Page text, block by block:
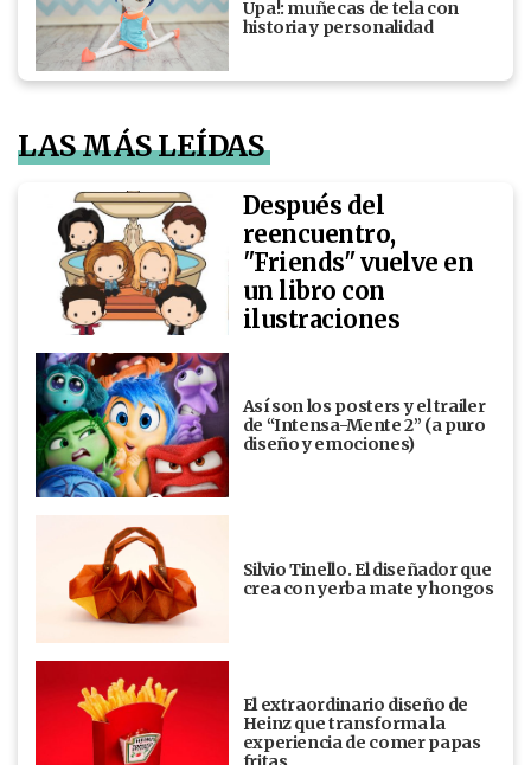
Upa!: muñecas de tela con
historia y personalidad
LAS MÁS LEÍDAS
Después del
reencuentro,
"Friends" vuelve en
un libro con
ilustraciones
Así son los posters y el trailer
de “Intensa-Mente 2” (a puro
diseño y emociones)
Silvio Tinello. El diseñador que
crea con yerba mate y hongos
El extraordinario diseño de
Heinz que transforma la
experiencia de comer papas